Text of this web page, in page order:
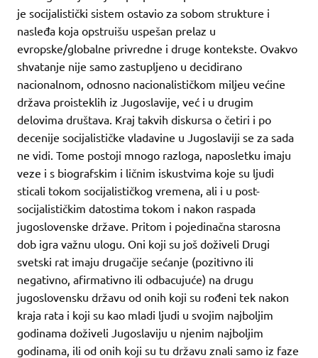
je socijalistički sistem ostavio za sobom strukture i
nasleđa koja opstruišu uspešan prelaz u
evropske/globalne privredne i druge kontekste. Ovakvo
shvatanje nije samo zastupljeno u decidirano
nacionalnom, odnosno nacionalističkom miljeu većine
država proisteklih iz Jugoslavije, već i u drugim
delovima društava. Kraj takvih diskursa o četiri i po
decenije socijalističke vladavine u Jugoslaviji se za sada
ne vidi. Tome postoji mnogo razloga, naposletku imaju
veze i s biografskim i ličnim iskustvima koje su ljudi
sticali tokom socijalističkog vremena, ali i u post-
socijalističkim datostima tokom i nakon raspada
jugoslovenske države. Pritom i pojedinačna starosna
dob igra važnu ulogu. Oni koji su još doživeli Drugi
svetski rat imaju drugačije sećanje (pozitivno ili
negativno, afirmativno ili odbacujuće) na drugu
jugoslovensku državu od onih koji su rođeni tek nakon
kraja rata i koji su kao mladi ljudi u svojim najboljim
godinama doživeli Jugoslaviju u njenim najboljim
godinama, ili od onih koji su tu državu znali samo iz faze